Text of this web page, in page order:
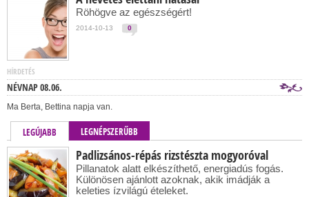
Röhögve az egészségért!
2014-10-13 0
HÍRDETÉS
NÉVNAP 08.06.
Ma Berta, Bettina napja van.
LEGÚJABB LEGNÉPSZERŰBB
Padlizsános-répás rizstészta mogyoróval
Pillanatok alatt elkészíthető, energiadús fogás.
Különösen ajánlott azoknak, akik imádják a
keleties ízvilágú ételeket.